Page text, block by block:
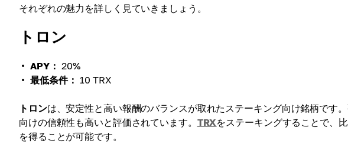
それぞれの魅力を詳しく見ていきましょう。
トロン
APY： 20%
最低条件： 10 TRX
トロンは、安定性と高い報酬のバランスが取れたステーキング向け銘柄です
向けの信頼性も高いと評価されています。 TRXをステーキングすることで、
を得ることが可能です。